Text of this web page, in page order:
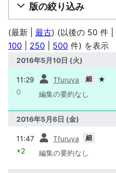
版の絞り込み
(最新 最古) (以後の 50 件
100
250 500 件) を表示
2016年5月10日 (火)
11:29 Tfuruya 細
0 編集の要約なし
★
2016年5月6日 (金)
11:47 Tfuruya 細
+2 編集の要約なし